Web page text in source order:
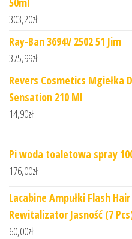
303,20zł
Ray-Ban 3694V 2502 51 Jim
375,99zł
Revers Cosmetics Mgiełka
Sensation 210 Ml
14,90zł
Pi woda toaletowa spray
176,00zł
Lacabine Ampułki Flash
Rewitalizator Jasność (7
60,00zł